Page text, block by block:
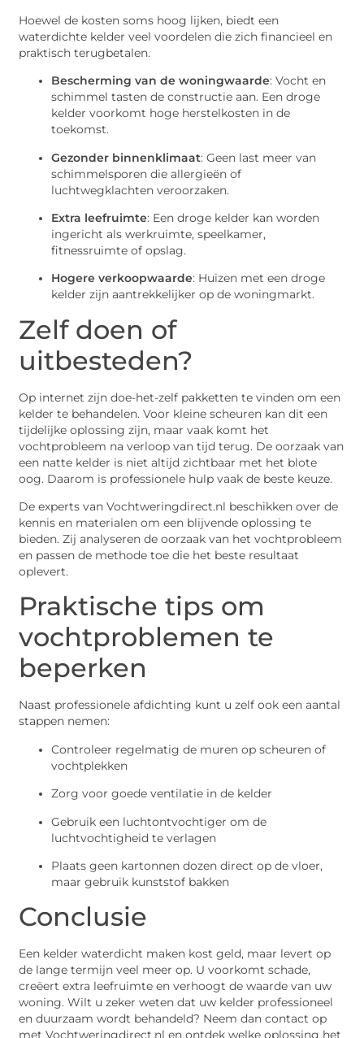
Hoewel de kosten soms hoog lijken, biedt een
waterdichte kelder veel voordelen die zich financieel en
praktisch terugbetalen.
Bescherming van de woningwaarde: Vocht en
schimmel tasten de constructie aan. Een droge
kelder voorkomt hoge herstelkosten in de
toekomst.
Gezonder binnenklimaat: Geen last meer van
schimmelsporen die allergieën of
luchtwegklachten veroorzaken.
Extra leefruimte: Een droge kelder kan worden
ingericht als werkruimte, speelkamer,
fitnessruimte of opslag.
Hogere verkoopwaarde: Huizen met een droge
kelder zijn aantrekkelijker op de woningmarkt.
Zelf doen of
uitbesteden?
Op internet zijn doe-het-zelf pakketten te vinden om een
kelder te behandelen. Voor kleine scheuren kan dit een
tijdelijke oplossing zijn, maar vaak komt het
vochtprobleem na verloop van tijd terug. De oorzaak van
een natte kelder is niet altijd zichtbaar met het blote
oog. Daarom is professionele hulp vaak de beste keuze.
De experts van Vochtweringdirect.nl beschikken over de
kennis en materialen om een blijvende oplossing te
bieden. Zij analyseren de oorzaak van het vochtprobleem
en passen de methode toe die het beste resultaat
oplevert.
Praktische tips om
vochtproblemen te
beperken
Naast professionele afdichting kunt u zelf ook een aantal
stappen nemen:
Controleer regelmatig de muren op scheuren of
vochtplekken
Zorg voor goede ventilatie in de kelder
Gebruik een luchtontvochtiger om de
luchtvochtigheid te verlagen
Plaats geen kartonnen dozen direct op de vloer,
maar gebruik kunststof bakken
Conclusie
Een kelder waterdicht maken kost geld, maar levert op
de lange termijn veel meer op. U voorkomt schade,
creëert extra leefruimte en verhoogt de waarde van uw
woning. Wilt u zeker weten dat uw kelder professioneel
en duurzaam wordt behandeld? Neem dan contact op
met Vochtweringdirect.nl en ontdek welke oplossing het